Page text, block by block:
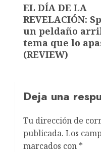
EL DÍA DE LA
REVELACIÓN:
un peldaño
tema que lo
(REVIEW)
Deja una
Tu dirección de
publicada. Los
marcados con *